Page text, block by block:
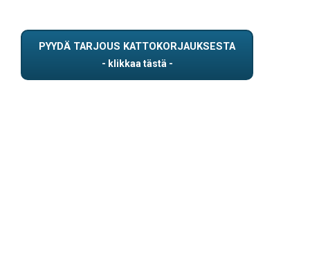
PYYDÄ TARJOUS KATTOKORJAUKSESTA